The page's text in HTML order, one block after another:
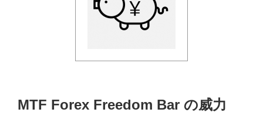
MTF Forex Freedom Bar の威力